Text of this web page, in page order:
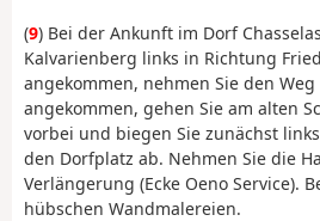
(9) Bei der Ankunft im Dorf
Kalvarienberg links in Richtung
angekommen, nehmen Sie den
angekommen, gehen Sie am alten
vorbei und biegen Sie zunächst
den Dorfplatz ab. Nehmen Sie die
Verlängerung (Ecke Oeno Service).
hübschen Wandmalereien.